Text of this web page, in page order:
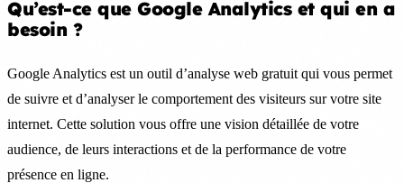
Qu’est-ce que Google Analytics et qui en a
besoin ?
Google Analytics est un outil d’analyse web gratuit qui vous permet
de suivre et d’analyser le comportement des visiteurs sur votre site
internet. Cette solution vous offre une vision détaillée de votre
audience, de leurs interactions et de la performance de votre
présence en ligne.